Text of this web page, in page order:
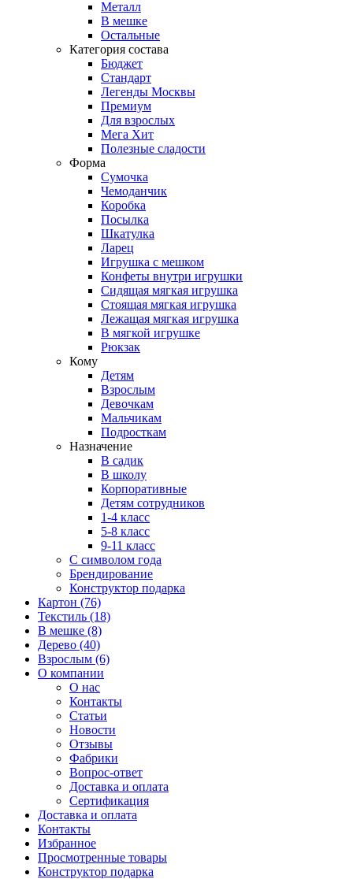
Металл
В мешке
Остальные
Категория состава
Бюджет
Стандарт
Легенды Москвы
Премиум
Для взрослых
Мега Хит
Полезные сладости
Форма
Сумочка
Чемоданчик
Коробка
Посылка
Шкатулка
Ларец
Игрушка с мешком
Конфеты внутри игрушки
Сидящая мягкая игрушка
Стоящая мягкая игрушка
Лежащая мягкая игрушка
В мягкой игрушке
Рюкзак
Кому
Детям
Взрослым
Девочкам
Мальчикам
Подросткам
Назначение
В садик
В школу
Корпоративные
Детям сотрудников
1-4 класс
5-8 класс
9-11 класс
С символом года
Брендирование
Конструктор подарка
Картон (76)
Текстиль (18)
В мешке (8)
Дерево (40)
Взрослым (6)
О компании
О нас
Контакты
Статьи
Новости
Отзывы
Фабрики
Вопрос-ответ
Доставка и оплата
Сертификация
Доставка и оплата
Контакты
Избранное
Просмотренные товары
Конструктор подарка